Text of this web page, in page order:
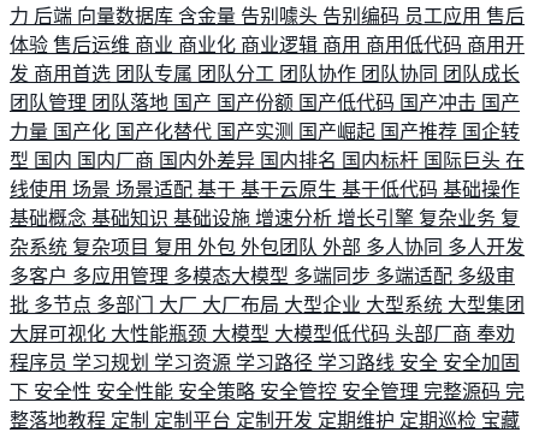
力 后端 向量数据库 含金量 告别噱头 告别编码 员工应用 售后
体验 售后运维 商业 商业化 商业逻辑 商用 商用低代码 商用开
发 商用首选 团队专属 团队分工 团队协作 团队协同 团队成长
团队管理 团队落地 国产 国产份额 国产低代码 国产冲击 国产
力量 国产化 国产化替代 国产实测 国产崛起 国产推荐 国企转
型 国内 国内厂商 国内外差异 国内排名 国内标杆 国际巨头 在
线使用 场景 场景适配 基于 基于云原生 基于低代码 基础操作
基础概念 基础知识 基础设施 增速分析 增长引擎 复杂业务 复
杂系统 复杂项目 复用 外包 外包团队 外部 多人协同 多人开发
多客户 多应用管理 多模态大模型 多端同步 多端适配 多级审
批 多节点 多部门 大厂 大厂布局 大型企业 大型系统 大型集团
大屏可视化 大性能瓶颈 大模型 大模型低代码 头部厂商 奉劝
程序员 学习规划 学习资源 学习路径 学习路线 安全 安全加固
下 安全性 安全性能 安全策略 安全管控 安全管理 完整源码 完
整落地教程 定制 定制平台 定制开发 定期维护 定期巡检 宝藏